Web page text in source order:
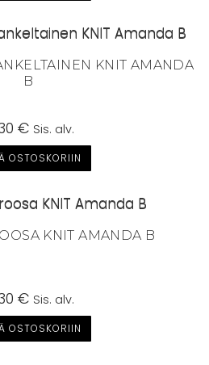
KNIT AMANDA
B
€ Sis. alv.
OSTOSKORIIN
KNIT AMANDA B
€ Sis. alv.
OSTOSKORIIN